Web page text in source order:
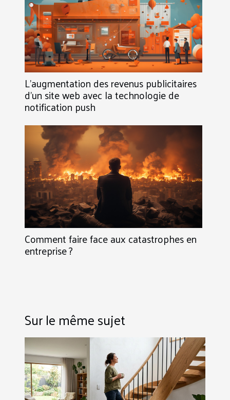
L’augmentation des revenus publicitaires
d’un site web avec la technologie de
notification push
Comment faire face aux catastrophes en
entreprise ?
Sur le même sujet